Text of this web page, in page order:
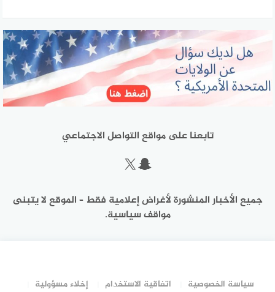
تابعنا على مواقع التواصل الاجتماعي
سناب شات
إكس
جميع الأخبار المنشورة لأغراض إعلامية فقط – الموقع لا يتبنى
مواقف سياسية.
سياسة الخصوصية اتفاقية الاستخدام إخلاء مسؤولية